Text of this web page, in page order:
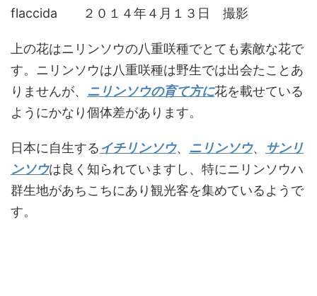
flaccida ２０１４年４月１３日 撮影
上の花はニリンソウの八重咲種でとても素敵な花で
す。ニリンソウは八重咲種は野生では出会たことあ
りませんが、 ニリンソウの育て方に花を載せている
ようにかなり個体差があります。
日本に自生するイチリンソウ、 ニリンソウ、 サンリ
ンソウは良く知られていますし、特にニリンソウハ
群生地があちこちにあり観光客を集めているようで
す。